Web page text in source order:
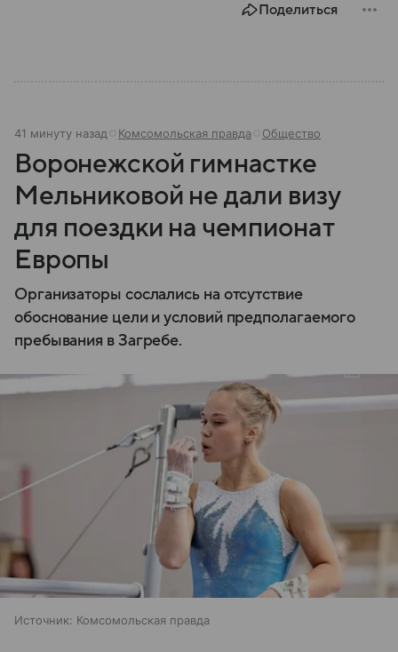
Поделиться
41 минуту назад Комсомольская правда Общество
Воронежской гимнастке
Мельниковой не дали визу
для поездки на чемпионат
Европы
Организаторы сослались на отсутствие
обоснование цели и условий предполагаемого
пребывания в Загребе.
Источник: Комсомольская правда